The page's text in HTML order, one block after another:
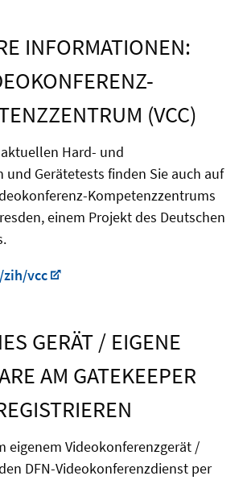
INFORMATIONEN:
(VCC)
Hard- und
und Gerätetests finden Sie auch auf
Kompetenzzentrums
einem Projekt des Deutschen
vcc
GERÄT / EIGENE
AM GATEKEEPER
eigenem Videokonferenzgerät /
DFN-Videokonferenzdienst per